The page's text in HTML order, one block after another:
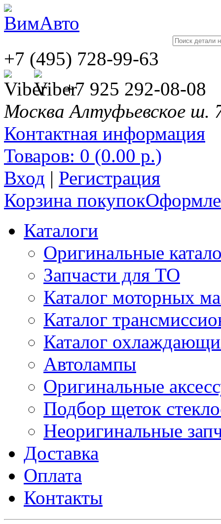
+7 (495) 728-99-63
+7 925 292-08-08
Москва Алтуфьевское ш.
Контактная информация
Товаров: 0 (0.00 р.)
Вход | Регистрация
Корзина покупок
Каталоги
Оригинальные
Запчасти для ТО
Каталог моторных
Каталог
Каталог
Автолампы
Оригинальные
Подбор щеток
Неоригинальные
Доставка
Оплата
Контакты